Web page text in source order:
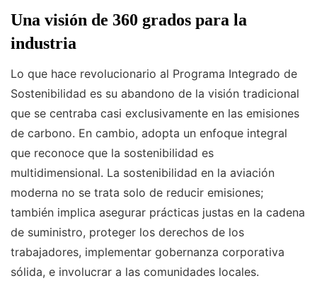
Una visión de 360 grados para la
industria
Lo que hace revolucionario al Programa Integrado de
Sostenibilidad es su abandono de la visión tradicional
que se centraba casi exclusivamente en las emisiones
de carbono. En cambio, adopta un enfoque integral
que reconoce que la sostenibilidad es
multidimensional. La sostenibilidad en la aviación
moderna no se trata solo de reducir emisiones;
también implica asegurar prácticas justas en la cadena
de suministro, proteger los derechos de los
trabajadores, implementar gobernanza corporativa
sólida, e involucrar a las comunidades locales.